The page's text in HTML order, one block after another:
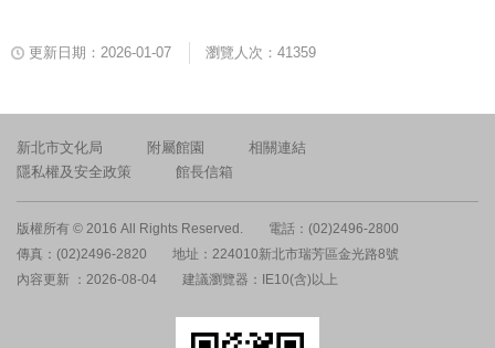
更新日期：2026-01-07 瀏覽人次：41359
新北市文化局 附屬館園
相關連結
隱私權及安全政策
館長信箱
版權所有 © 2016 All Rights Reserved.
電話：(02)2496-2800
傳真：(02)2496-2820
地址：224010新北市瑞芳區金光路8號
內容更新 ：2026-08-04
建議瀏覽器：IE10(含)以上